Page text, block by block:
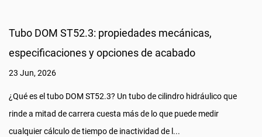
Tubo DOM ST52.3: propiedades mecánicas,
especificaciones y opciones de acabado
23 Jun, 2026
¿Qué es el tubo DOM ST52.3? Un tubo de cilindro hidráulico que
rinde a mitad de carrera cuesta más de lo que puede medir
cualquier cálculo de tiempo de inactividad de l...